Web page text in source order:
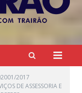
2017
DE ASSESSORIA E